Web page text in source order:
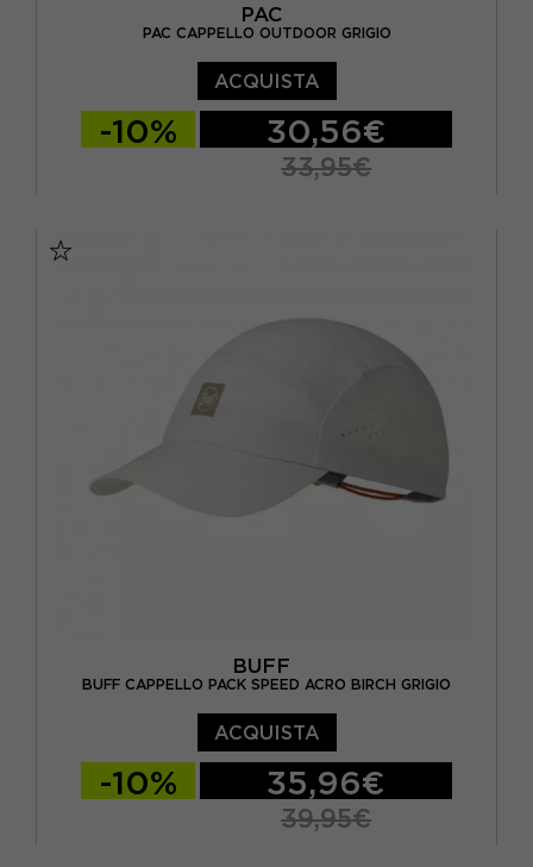
PAC
PAC CAPPELLO OUTDOOR GRIGIO
ACQUISTA
-10% 30,56€
33,95€
BUFF
BUFF CAPPELLO PACK SPEED ACRO BIRCH GRIGIO
ACQUISTA
-10% 35,96€
39,95€